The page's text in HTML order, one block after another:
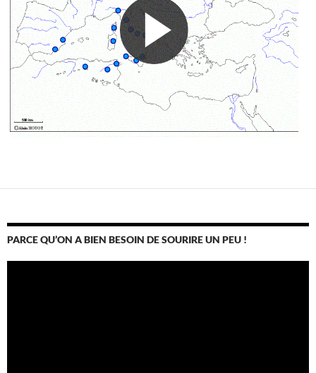
PARCE QU’ON A BIEN BESOIN DE SOURIRE UN PEU !